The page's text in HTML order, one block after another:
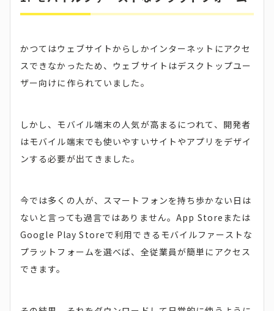
かつてはウェブサイトからしかインターネットにアクセ
スできなかったため、ウェブサイトはデスクトップユー
ザー向けに作られていました。
しかし、モバイル端末の人気が高まるにつれて、開発者
はモバイル端末でも使いやすいサイトやアプリをデザイ
ンする必要が出てきました。
今では多くの人が、スマートフォンを持ち歩かない日は
ないと言っても過言ではありません。App Storeまたは
Google Play Storeで利用できるモバイルファーストな
プラットフォームを選べば、全従業員が簡単にアクセス
できます。